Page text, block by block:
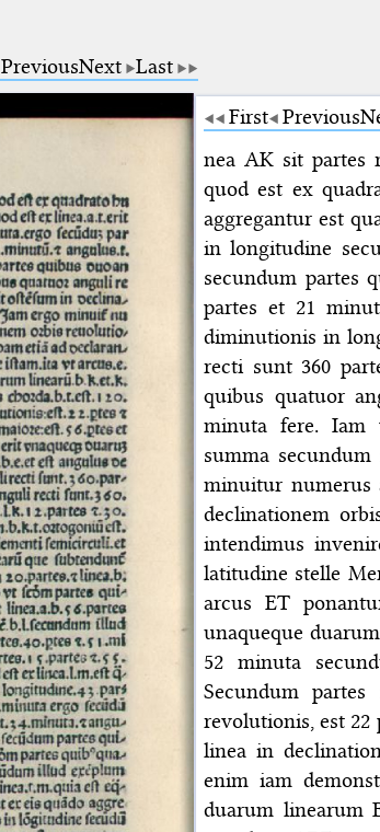
PreviousNext Last
First Previous
nea AK sit partes
quod est ex
aggregantur est
in longitudine
secundum partes
partes et 21
diminutionis in
recti sunt 360
quibus quatuor
minuta fere. Iam
summa
minuitur numerus
declinationem
intendimus
latitudine stelle
arcus ET
unaqueque
52 minuta
Secundum
revolutionis, est
linea in
enim iam
duarum linearum